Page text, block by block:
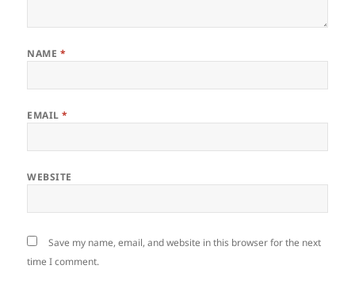
NAME *
EMAIL*
WEBSITE
Save my name, email, and website in this browser for the next
time I comment.